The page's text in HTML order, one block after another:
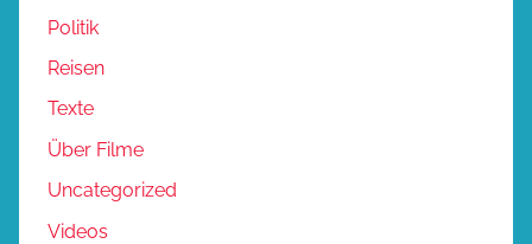
Politik
Reisen
Texte
Über Filme
Uncategorized
Videos